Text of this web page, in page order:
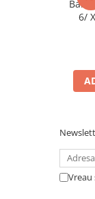
Afectiuni
Afectiuni digestive
Afectiuni osteo-
Afectiuni cardio-
Afectiuni
Suplimente
să
6/